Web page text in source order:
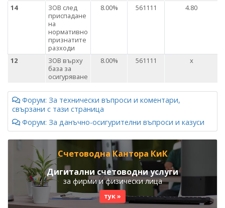
14
ЗОВ след
приспадане
на
нормативно
признатите
разходи
8.00% 561111 4.80
12
ЗОВ върху
база за
осигуряване
8.00% 561111 х
Форум: За технически въпроси и коментари,
свързани с тази страница
Форум: За данъчно-осигурителни въпроси и казуси
Счетоводна Кантора КиК
Дигитални счетоводни услуги
за фирми и физически лица
тук »